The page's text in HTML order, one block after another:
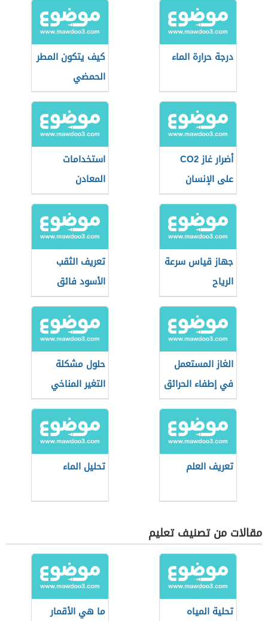
درجة حرارة الماء
كيف يتكون المطر
الحمضي
أضرار غاز CO2
على الإنسان
استخدامات
المعادن
جهاز قياس سرعة
الرياح
تعريف الثقب
الأسود فائق
الضخامة
الغاز المستعمل
في إطفاء الحرائق
حلول مشكلة
التغير المناخي
تعريف العلم تحليل الماء
مقالات من تصنيف تعليم
تحلية المياه
ما هي الأقمار